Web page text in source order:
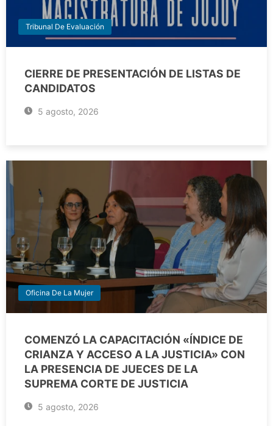
Tribunal De Evaluación
CIERRE DE PRESENTACIÓN DE LISTAS DE
CANDIDATOS
5 agosto, 2026
Oficina De La Mujer
COMENZÓ LA CAPACITACIÓN «ÍNDICE DE
CRIANZA Y ACCESO A LA JUSTICIA» CON
LA PRESENCIA DE JUECES DE LA
SUPREMA CORTE DE JUSTICIA
5 agosto, 2026